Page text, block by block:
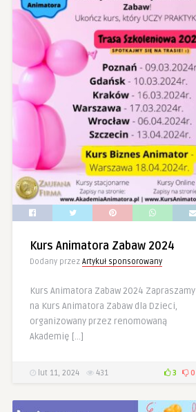
Kurs Animatora Zabaw 2024
Dodany przez Artykuł sponsorowany
Kurs Animatora Zabaw 2024 Zapraszamy
na Kurs Animatora Zabaw dla Dzieci,
organizowany przez renomowaną
Akademię […]
lut 11, 2024 431 3 0